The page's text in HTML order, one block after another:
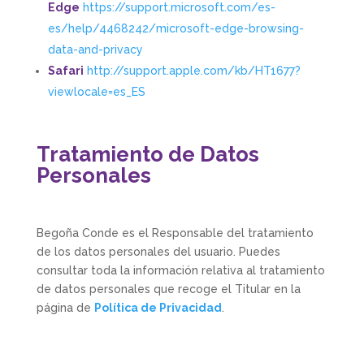
Edge https://support.microsoft.com/es-
es/help/4468242/microsoft-edge-browsing-
data-and-privacy
Safari http://support.apple.com/kb/HT1677?
viewlocale=es_ES
Tratamiento de Datos
Personales
Begoña Conde es el Responsable del tratamiento
de los datos personales del usuario. Puedes
consultar toda la información relativa al tratamiento
de datos personales que recoge el Titular en la
página de Política de Privacidad